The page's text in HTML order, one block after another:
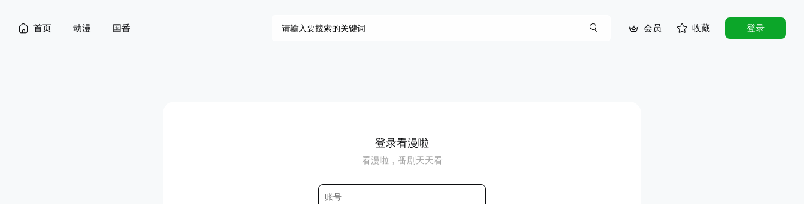
首页 动漫 国番 登录
收藏
会员
登录看漫啦
看漫啦，番剧天天看